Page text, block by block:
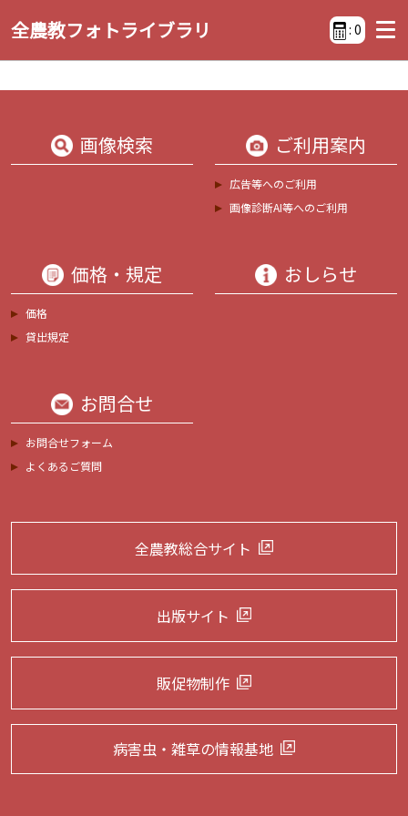
全農教フォトライブラリ : 0
画像検索 ご利用案内
広告等へのご利用
画像診断AI等へのご利用
価格・規定
価格
貸出規定
おしらせ
お問合せ
お問合せフォーム
よくあるご質問
全農教総合サイト
出版サイト
販促物制作
病害虫・雑草の情報基地